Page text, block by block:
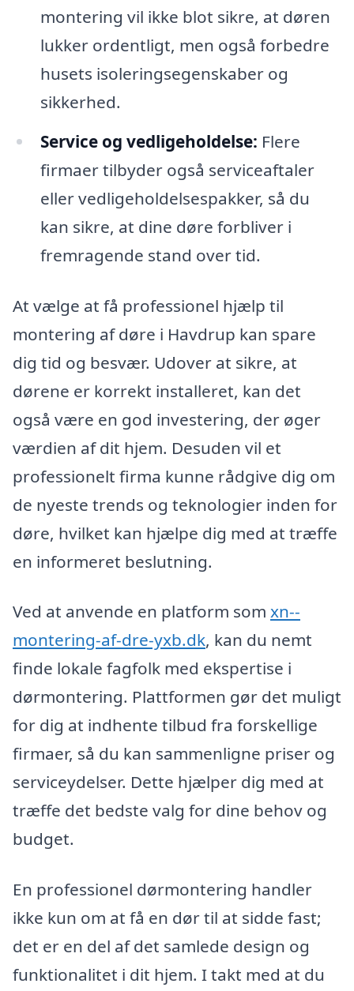
montering vil ikke blot sikre, at døren
lukker ordentligt, men også forbedre
husets isoleringsegenskaber og
sikkerhed.
Service og vedligeholdelse: Flere
firmaer tilbyder også serviceaftaler
eller vedligeholdelsespakker, så du
kan sikre, at dine døre forbliver i
fremragende stand over tid.
At vælge at få professionel hjælp til
montering af døre i Havdrup kan spare
dig tid og besvær. Udover at sikre, at
dørene er korrekt installeret, kan det
også være en god investering, der øger
værdien af dit hjem. Desuden vil et
professionelt firma kunne rådgive dig om
de nyeste trends og teknologier inden for
døre, hvilket kan hjælpe dig med at træffe
en informeret beslutning.
Ved at anvende en platform som xn--
montering-af-dre-yxb.dk, kan du nemt
finde lokale fagfolk med ekspertise i
dørmontering. Plattformen gør det muligt
for dig at indhente tilbud fra forskellige
firmaer, så du kan sammenligne priser og
serviceydelser. Dette hjælper dig med at
træffe det bedste valg for dine behov og
budget.
En professionel dørmontering handler
ikke kun om at få en dør til at sidde fast;
det er en del af det samlede design og
funktionalitet i dit hjem. I takt med at du